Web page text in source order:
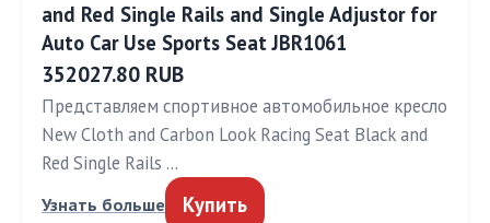
and Red Single Rails and Single Adjustor for
Auto Car Use Sports Seat JBR1061
352027.80 RUB
Представляем спортивное автомобильное кресло
New Cloth and Carbon Look Racing Seat Black and
Red Single Rails …
Узнать больше Купить